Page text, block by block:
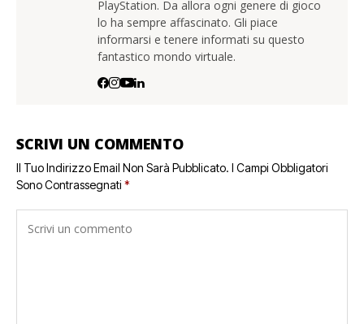
PlayStation. Da allora ogni genere di gioco
lo ha sempre affascinato. Gli piace
informarsi e tenere informati su questo
fantastico mondo virtuale.
SCRIVI UN COMMENTO
Il Tuo Indirizzo Email Non Sarà Pubblicato. I Campi Obbligatori
Sono Contrassegnati *